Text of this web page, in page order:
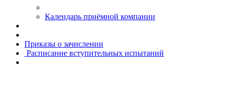
Календарь приёмной компании
Приказы о зачислении
Расписание вступительных испытаний